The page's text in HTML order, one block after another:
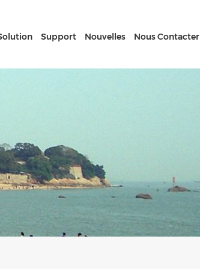
Support Nouvelles Nous Contacter